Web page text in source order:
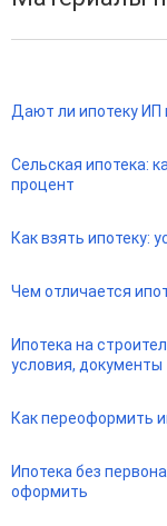
Дают ли ипотеку ИП
Сельская ипотека:
процент
Как взять ипотеку:
Чем отличается
Ипотека на
условия, документы
Как переоформить
Ипотека без
оформить